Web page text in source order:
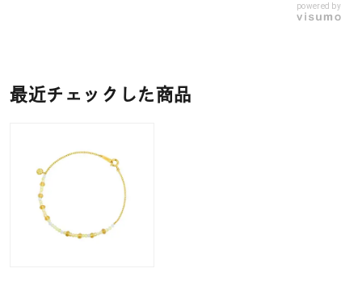
powered by
最近チェックした商品